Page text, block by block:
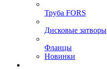
Труба FORS
Дисковые затворы
Фланцы
Новинки